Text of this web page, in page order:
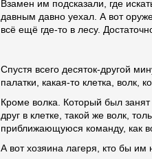
Взамен им подсказали, где
давным давно уехал. А вот
всё ещё где-то в лесу.
Спустя всего десяток-другой
палатки, какая-то клетка, волк,
Кроме волка. Который был
друг в клетке, такой же волк,
приближающуюся команду, как
А вот хозяина лагеря, кто бы